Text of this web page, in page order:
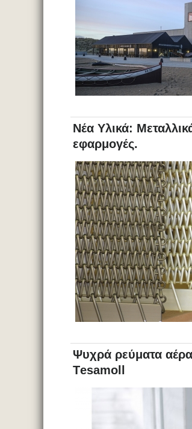
Νέα Υλικά:
εφαρμογές.
Ψυχρά ρεύματα
Τesamoll